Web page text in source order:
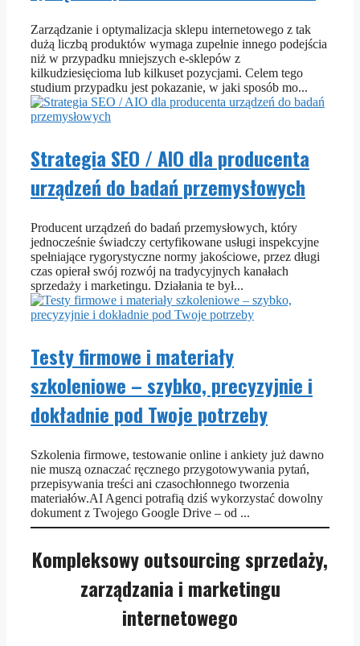
Zarządzanie i optymalizacja sklepu internetowego z tak
dużą liczbą produktów wymaga zupełnie innego podejścia
niż w przypadku mniejszych e-sklepów z
kilkudziesięcioma lub kilkuset pozycjami. Celem tego
studium przypadku jest pokazanie, w jaki sposób mo...
Strategia SEO / AIO dla producenta
urządzeń do badań przemysłowych
Producent urządzeń do badań przemysłowych, który
jednocześnie świadczy certyfikowane usługi inspekcyjne
spełniające rygorystyczne normy jakościowe, przez długi
czas opierał swój rozwój na tradycyjnych kanałach
sprzedaży i marketingu. Działania te był...
Testy firmowe i materiały
szkoleniowe – szybko, precyzyjnie i
dokładnie pod Twoje potrzeby
Szkolenia firmowe, testowanie online i ankiety już dawno
nie muszą oznaczać ręcznego przygotowywania pytań,
przepisywania treści ani czasochłonnego tworzenia
materiałów.AI Agenci potrafią dziś wykorzystać dowolny
dokument z Twojego Google Drive – od ...
Kompleksowy outsourcing sprzedaży,
zarządzania i marketingu
internetowego